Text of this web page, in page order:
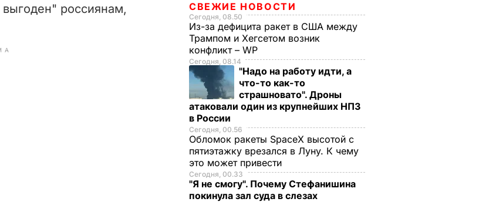
россиянам,
СВЕЖИЕ НОВОСТИ
Сегодня, 08.50
Из-за дефицита ракет в США между
Трампом и Хегсетом возник
конфликт – WP
Сегодня, 08.14
"Надо на работу идти, а
что-то как-то
страшновато". Дроны
атаковали один из крупнейших НПЗ
в России
Сегодня, 00.56
Обломок ракеты SpaceX высотой с
пятиэтажку врезался в Луну. К чему
это может привести
Сегодня, 00.33
"Я не смогу". Почему Стефанишина
покинула зал суда в слезах